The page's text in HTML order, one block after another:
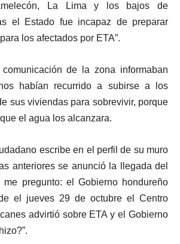
La Lima y los bajos de
el Estado fue incapaz de preparar
los afectados por ETA”.
de la zona informaban
habían recurrido a subirse a los
sus viviendas para sobrevivir, porque
el agua los alcanzara.
escribe en el perfil de su muro
anteriores se anunció la llegada del
me pregunto: el Gobierno hondureño
el jueves 29 de octubre el Centro
advirtió sobre ETA y el Gobierno